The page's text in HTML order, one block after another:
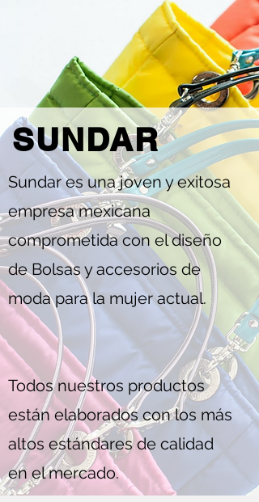
SUNDAR
Sundar es una joven y exitosa
empresa mexicana
comprometida con el diseño
de Bolsas y accesorios de
moda para la mujer actual.
Todos nuestros productos
están elaborados con los más
altos estándares de calidad
en el mercado.